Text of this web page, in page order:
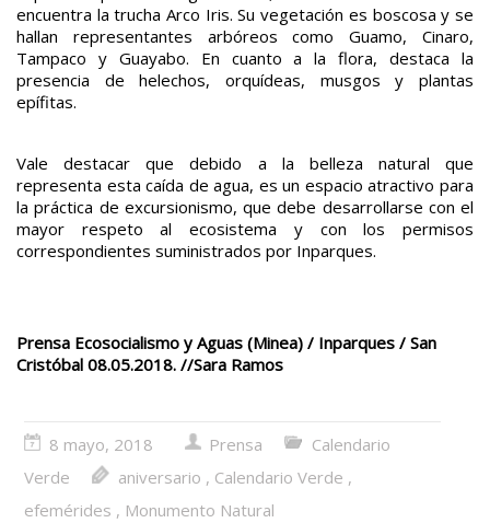
encuentra la trucha Arco Iris. Su vegetación es boscosa y se
hallan representantes arbóreos como Guamo, Cinaro,
Tampaco y Guayabo. En cuanto a la flora, destaca la
presencia de helechos, orquídeas, musgos y plantas
epífitas.
Vale destacar que debido a la belleza natural que
representa esta caída de agua, es un espacio atractivo para
la práctica de excursionismo, que debe desarrollarse con el
mayor respeto al ecosistema y con los permisos
correspondientes suministrados por Inparques.
Prensa Ecosocialismo y Aguas (Minea) / Inparques / San
Cristóbal 08.05.2018. //Sara Ramos
8 mayo, 2018 Prensa
Calendario
Verde
aniversario , Calendario Verde ,
efemérides , Monumento Natural